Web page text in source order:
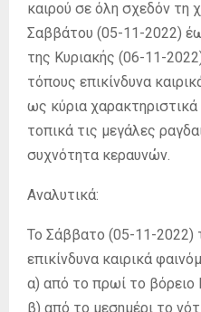
καιρού σε όλη σχεδόν τη
Σαββάτου (05-11-2022)
της Κυριακής (06-11-
τόπους επικίνδυνα
ως κύρια
τοπικά τις μεγάλες
συχνότητα κεραυνών.
Αναλυτικά:
Το Σάββατο (05-11-2022)
επικίνδυνα καιρικά
α) από το πρωί το βόρειο
β) από το μεσημέρι το